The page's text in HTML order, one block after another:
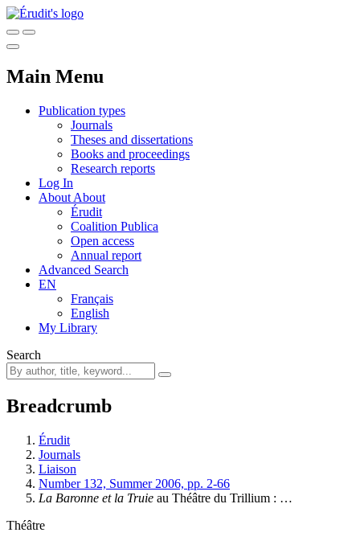
Main Menu
Publication types
Journals
Theses and dissertations
Books and proceedings
Research reports
Log In
About About
Érudit
Coalition Publica
Open access
Annual report
Advanced Search
EN
Français
English
My Library
Search
Breadcrumb
Érudit
Journals
Liaison
Number 132, Summer 2006, pp. 2-66
La Baronne et la Truie au Théâtre du Trillium : …
Théâtre